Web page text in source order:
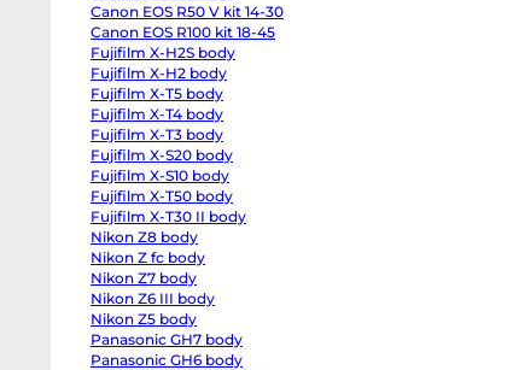
EOS
R6
Mark
Canon EOS R50 V kit 14-30
Canon EOS R100 kit 18-45
Fujifilm X-H2S body
Fujifilm X-H2 body
Fujifilm X-T5 body
Fujifilm X-T4 body
Fujifilm X-T3 body
Fujifilm X-S20 body
Fujifilm X-S10 body
Fujifilm X-T50 body
Fujifilm X-T30 II body
Nikon Z8 body
Nikon Z fc body
Nikon Z7 body
Nikon Z6 III body
Nikon Z5 body
Panasonic GH7 body
Panasonic GH6 body